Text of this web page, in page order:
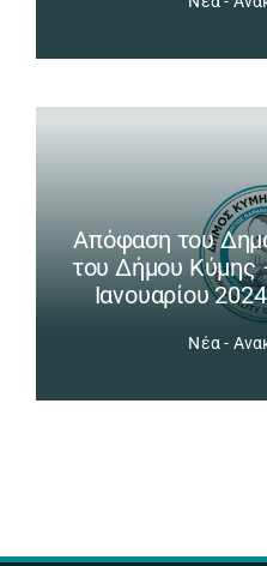
Απόφαση του
του Δήμου Κύμης
Ιανουαρίου
Νέα -